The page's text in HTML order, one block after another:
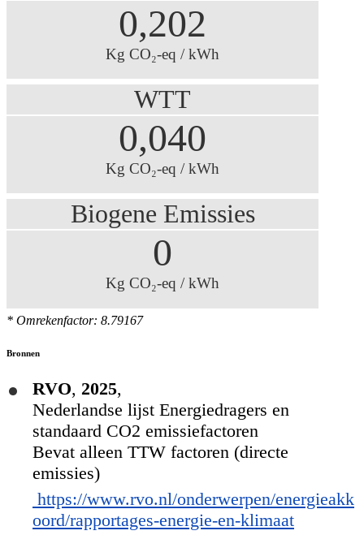
0,202
Kg CO₂-eq / kWh
WTT
0,040
Kg CO₂-eq / kWh
Biogene Emissies
0
Kg CO₂-eq / kWh
* Omrekenfactor: 8.79167
Bronnen
RVO, 2025,
Nederlandse lijst Energiedragers en
standaard CO2 emissiefactoren
Bevat alleen TTW factoren (directe
emissies)
https://www.rvo.nl/onderwerpen/energieakk
oord/rapportages-energie-en-klimaat